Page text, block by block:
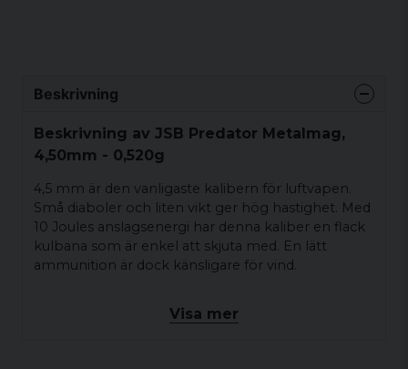
Beskrivning
Beskrivning av JSB Predator Metalmag,
4,50mm - 0,520g
4,5 mm är den vanligaste kalibern för luftvapen.
Små diaboler och liten vikt ger hög hastighet. Med
10 Joules anslagsenergi har denna kaliber en flack
kulbana som är enkel att skjuta med. En lätt
ammunition är dock känsligare för vind.
Visa mer